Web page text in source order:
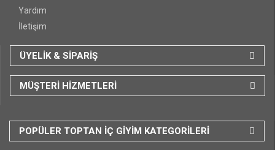
Yardım
İletişim
ÜYELİK & SİPARİŞ
MÜŞTERİ HİZMETLERİ
POPÜLER TOPTAN İÇ GİYİM KATEGORİLERİ